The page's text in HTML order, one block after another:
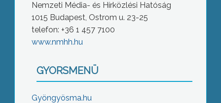
Nemzeti Média- és Hírközlési Hatóság
1015 Budapest, Ostrom u. 23-25
telefon: +36 1 457 7100
www.nmhh.hu
GYORSMENÜ
Gyöngyösma.hu